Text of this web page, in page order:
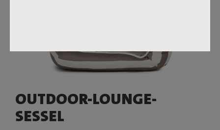
OUTDOOR-LOUNGE-
SESSEL